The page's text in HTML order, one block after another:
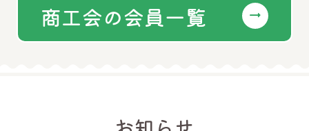
商工会の会員一覧 arrow_right_alt